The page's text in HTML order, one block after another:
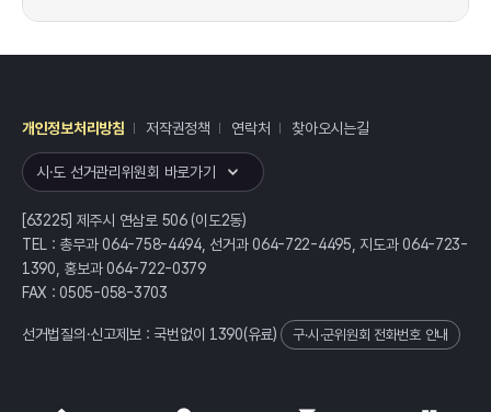
개인정보처리방침 저작권정책 연락처 찾아오시는길
시·도 선거관리위원회 바로가기
[63225] 제주시 연삼로 506 (이도2동)
TEL : 총무과 064-758-4494, 선거과 064-722-4495, 지도과 064-723-
1390, 홍보과 064-722-0379
FAX : 0505-058-3703
선거법질의·신고제보 : 국번없이 1390(유료) 구·시·군위원회 전화번호 안내